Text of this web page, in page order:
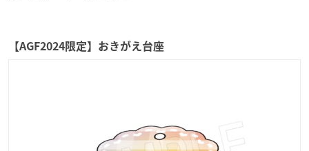
【AGF2024限定】おきがえ台座